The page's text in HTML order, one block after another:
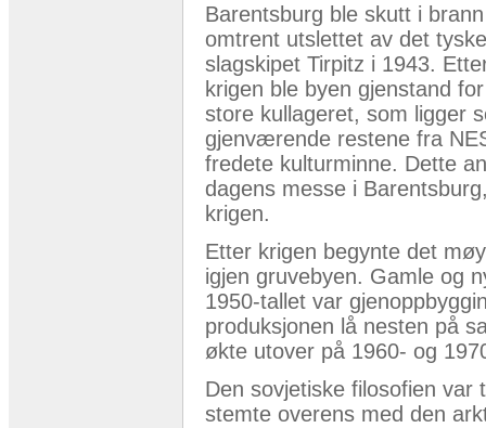
Barentsburg ble skutt i
omtrent utslettet av det tyske
slagskipet Tirpitz i 1943.
krigen ble byen gjenstand
store kullageret, som ligger
gjenværende restene fra
fredete kulturminne. Dette
dagens messe i
krigen.
Etter krigen begynte det
igjen gruvebyen. Gamle og
1950-tallet var
produksjonen lå nesten på
økte utover på 1960- og
Den sovjetiske filosofien var
stemte overens med den